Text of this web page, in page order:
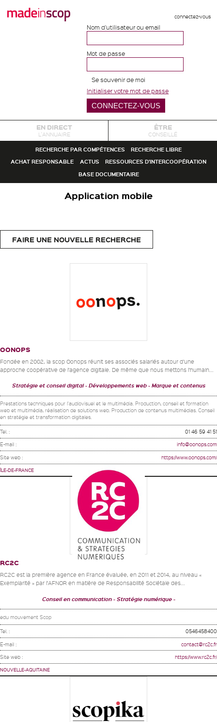
connectez-vous
Nom d'utilisateur ou email
Mot de passe
Se souvenir de moi
Initialiser votre mot de passe
EN DIRECT
L'ANNUAIRE
ÊTRE
CONSEILLÉ
RECHERCHE PAR COMPÉTENCES
RECHERCHE LIBRE
ACHAT RESPONSABLE
ACTUS
RESSOURCES D'INTERCOOPÉRATION
BASE DOCUMENTAIRE
Application mobile
FAIRE UNE NOUVELLE RECHERCHE
OONOPS
Fondée en 2002, la scop Oonops réunit ses associés salariés autour d’une
approche coopérative de l’agence digitale. De même que nous mettons l’humain...
Stratégie et conseil digital Développements web Marque et contenus
Prestations techniques pour l'audiovisuel et le multimédia. Production, conseil et formation
web et multimédia, réalisation de solutions web. Production de contenus multimédias. Conseil
en stratégie et transformation digitales.
Tel. : 01 46 59 41 51
E-mail : info@oonops.com
Site web : https://www.oonops.com/
ÎLE-DE-FRANCE
RC2C
RC2C est la première agence en France évaluée, en 2011 et 2014, au niveau «
Exemplarité » par l’AFNOR en matière de Responsabilité Sociétale des...
Conseil en communication Stratégie numérique
edu mouvement Scop
Tel. : 0546458400
E-mail : contact@rc2c.fr
Site web : https://www.rc2c.fr/
NOUVELLE-AQUITAINE